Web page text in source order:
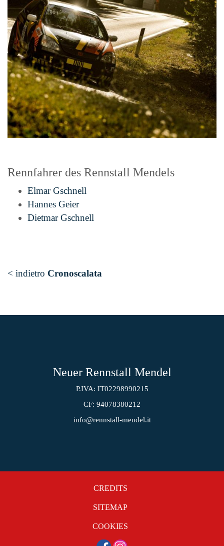
Rennfahrer des Rennstall Mendels
Elmar Gschnell
Hannes Geier
Dietmar Gschnell
< indietro Cronoscalata
Neuer Rennstall Mendel
P.IVA: IT02298990215
CF: 94078380212
info@rennstall-mendel.it
CREDITS
SITEMAP
COOKIES